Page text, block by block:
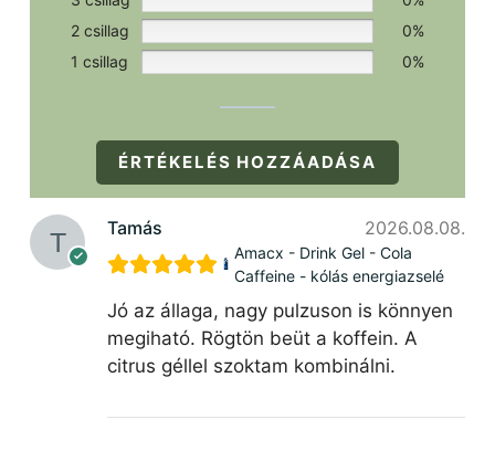
2 csillag
0%
1 csillag
0%
ÉRTÉKELÉS HOZZÁADÁSA
Tamás 2026.08.08.
Amacx - Drink Gel - Cola
Caffeine - kólás energiazselé
Jó az állaga, nagy pulzuson is könnyen
megiható. Rögtön beüt a koffein. A
citrus géllel szoktam kombinálni.